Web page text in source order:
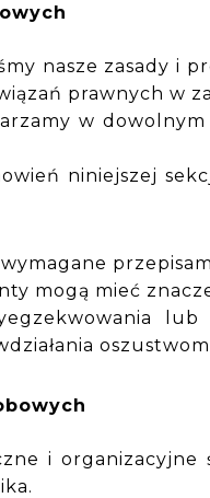
nasze zasady i
prawnych w
w
niniejszej
mogą mieć
i